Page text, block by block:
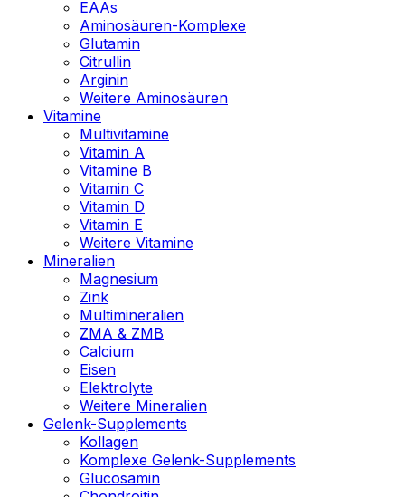
EAAs
Aminosäuren-Komplexe
Glutamin
Citrullin
Arginin
Weitere Aminosäuren
Vitamine
Multivitamine
Vitamin A
Vitamine B
Vitamin C
Vitamin D
Vitamin E
Weitere Vitamine
Mineralien
Magnesium
Zink
Multimineralien
ZMA & ZMB
Calcium
Eisen
Elektrolyte
Weitere Mineralien
Gelenk-Supplements
Kollagen
Komplexe Gelenk-Supplements
Glucosamin